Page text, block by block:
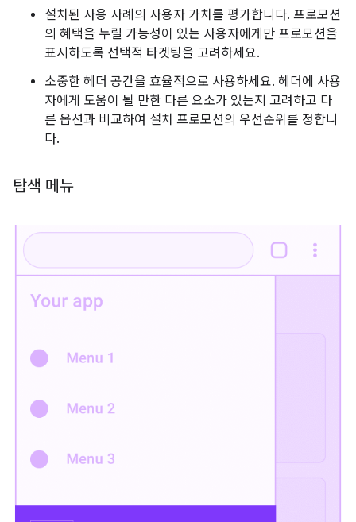
설치된 사용 사례의 사용자 가치를 평가합니다. 프로모션
의 혜택을 누릴 가능성이 있는 사용자에게만 프로모션을
표시하도록 선택적 타겟팅을 고려하세요.
소중한 헤더 공간을 효율적으로 사용하세요. 헤더에 사용
자에게 도움이 될 만한 다른 요소가 있는지 고려하고 다
른 옵션과 비교하여 설치 프로모션의 우선순위를 정합니
다.
탐색 메뉴